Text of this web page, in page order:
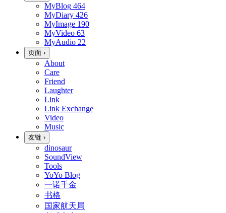
MyBlog 464
MyDiary 426
MyImage 190
MyVideo 63
MyAudio 22
页面 ›
About
Care
Friend
Laughter
Link
Link Exchange
Video
Music
友链 ›
dinosaur
SoundView
Tools
YoYo Blog
一诺千金
书格
国家航天局